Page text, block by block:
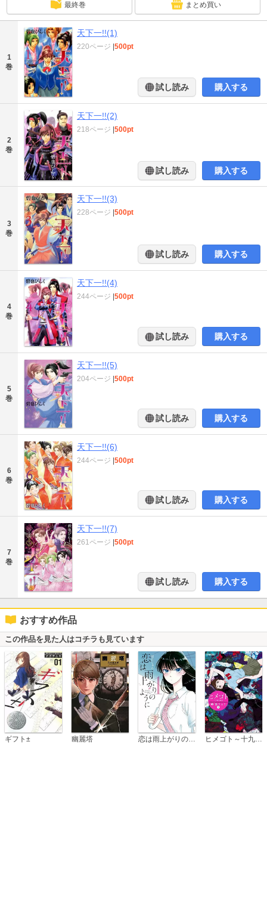
最終巻 まとめ買い
1
巻
天下一!!(1)
220ページ 500pt
試し読み 購入する
2
巻
天下一!!(2)
218ページ 500pt
試し読み 購入する
3
巻
天下一!!(3)
228ページ 500pt
試し読み 購入する
4
巻
天下一!!(4)
244ページ 500pt
試し読み 購入する
5
巻
天下一!!(5)
204ページ 500pt
試し読み 購入する
6
巻
天下一!!(6)
244ページ 500pt
試し読み 購入する
7
巻
天下一!!(7)
261ページ 500pt
試し読み 購入する
おすすめ作品
この作品を見た人はコチラも見ています
ギフト± 幽麗塔 恋は雨上がりのように ヒメゴト～十九歳の制服～